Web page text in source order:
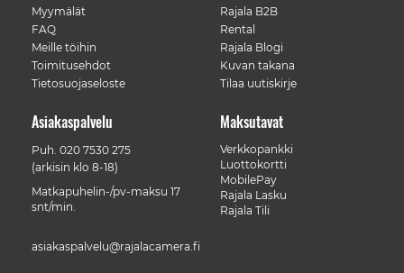
Myymälät
FAQ
Meille töihin
Toimitusehdot
Tietosuojaseloste
Rajala B2B
Rental
Rajala Blogi
Kuvan takana
Tilaa uutiskirje
Maksutavat
Verkkopankki
Luottokortti
MobilePay
Rajala Lasku
Rajala Tili
Asiakaspalvelu
Puh. 020 7530 275
(arkisin klo 8-18)
Matkapuhelin-/pv-maksu 17
snt/min.
asiakaspalvelu@rajalacamera.fi